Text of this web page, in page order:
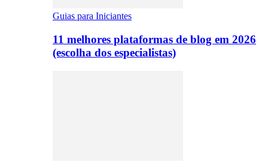
Guias para Iniciantes
11 melhores plataformas de blog em 2026
(escolha dos especialistas)